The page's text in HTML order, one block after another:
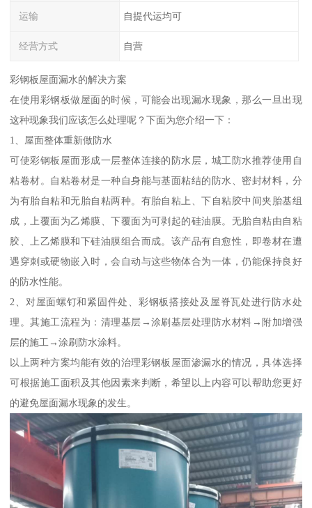
运输 自提代运均可
经营方式 自营
彩钢板屋面漏水的解决方案
在使用彩钢板做屋面的时候，可能会出现漏水现象，那么一旦出现
这种现象我们应该怎么处理呢？下面为您介绍一下：
1、屋面整体重新做防水
可使彩钢板屋面形成一层整体连接的防水层，城工防水推荐使用自
粘卷材。自粘卷材是一种自身能与基面粘结的防水、密封材料，分
为有胎自粘和无胎自粘两种。有胎自粘上、下自粘胶中间夹胎基组
成，上覆面为乙烯膜、下覆面为可剥起的硅油膜。无胎自粘由自粘
胶、上乙烯膜和下硅油膜组合而成。该产品有自愈性，即卷材在遭
遇穿刺或硬物嵌入时，会自动与这些物体合为一体，仍能保持良好
的防水性能。
2、对屋面螺钉和紧固件处、彩钢板搭接处及屋脊瓦处进行防水处
理。其施工流程为：清理基层→涂刷基层处理防水材料→附加增强
层的施工→涂刷防水涂料。
以上两种方案均能有效的治理彩钢板屋面渗漏水的情况，具体选择
可根据施工面积及其他因素来判断，希望以上内容可以帮助您更好
的避免屋面漏水现象的发生。